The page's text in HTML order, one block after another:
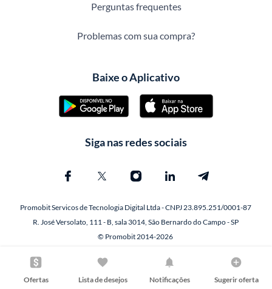
Ofertas Lista de desejos Notificações Sugerir oferta
Perguntas frequentes
Problemas com sua compra?
Baixe o Aplicativo
Siga nas redes sociais
Promobit Servicos de Tecnologia Digital Ltda - CNPJ 23.895.251/0001-87
R. José Versolato, 111 - B, sala 3014, São Bernardo do Campo - SP
© Promobit 2014-2026